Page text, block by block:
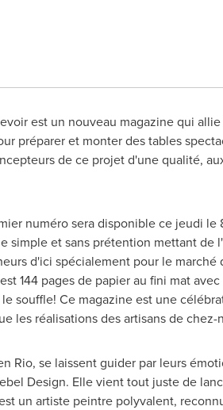
est un nouveau magazine qui
préparer et monter des tables
de ce projet d'une qualité,
numéro sera disponible ce jeudi
et sans prétention mettant de
d'ici spécialement pour le
144 pages de papier au fini mat
souffle! Ce magazine est une
les réalisations des artisans de chez-
Rio, se laissent guider par leurs
Design. Elle vient tout juste de
un artiste peintre polyvalent,